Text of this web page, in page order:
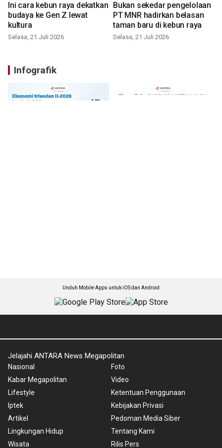
Ini cara kebun raya dekatkan
budaya ke Gen Z lewat
kultura
Selasa, 21 Juli 2026
Bukan sekedar pengelolaan
PT MNR hadirkan belasan
taman baru di kebun raya
Selasa, 21 Juli 2026
Infografik
Unduh Mobile Apps untuk iOS dan Android
Jelajahi ANTARA News Megapolitan
Nasional
Kabar Megapolitan
Lifestyle
Iptek
Artikel
Lingkungan Hidup
Wisata
Foto
Video
Ketentuan Penggunaan
Kebijakan Privasi
Pedoman Media Siber
Tentang Kami
Rilis Pers